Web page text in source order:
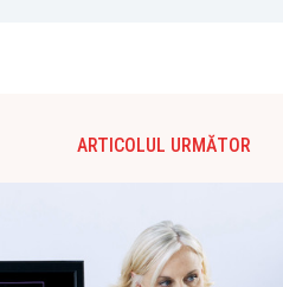
ARTICOLUL URMĂTOR